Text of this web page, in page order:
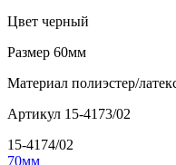
Цвет черный
Размер 60мм
Материал полиэстер/
Артикул 15-4173/02
15-4174/02
70мм